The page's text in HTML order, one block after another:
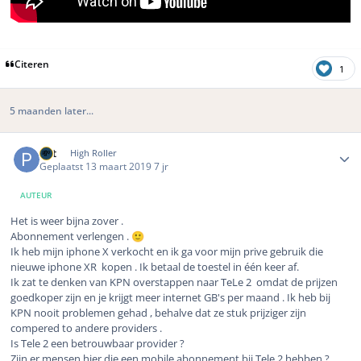
Citeren 1
5 maanden later...
Pat High Roller
Geplaatst 13 maart 20197 jr
AUTEUR
Het is weer bijna zover .
Abonnement verlengen . 🙂
Ik heb mijn iphone X verkocht en ik ga voor mijn prive gebruik die
nieuwe iphone XR kopen . Ik betaal de toestel in één keer af.
Ik zat te denken van KPN overstappen naar TeLe 2 omdat de prijzen
goedkoper zijn en je krijgt meer internet GB's per maand . Ik heb bij
KPN nooit problemen gehad , behalve dat ze stuk prijziger zijn
compered to andere providers .
Is Tele 2 een betrouwbaar provider ?